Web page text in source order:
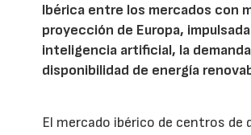
Ibérica entre los mercados con
proyección de Europa,
inteligencia artificial, la
disponibilidad de energía
El mercado ibérico de centros de